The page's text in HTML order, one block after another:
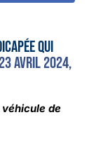
qui
avril 2024,
de